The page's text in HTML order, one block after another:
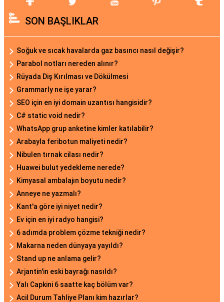
SON BAŞLIKLAR
Soğuk ve sıcak havalarda gaz basıncı nasıl değişir?
Parabol notları nereden alınır?
Rüyada Diş Kırılması ve Dökülmesi
Grammarly ne işe yarar?
SEO için en iyi domain uzantısı hangisidir?
C# static void nedir?
WhatsApp grup anketine kimler katılabilir?
Arabayla feribotun maliyeti nedir?
Nibulen tırnak cilası nedir?
Huawei bulut yedekleme nerede?
Kimyasal ambalajın boyutu nedir?
Anneye ne yazmalı?
Kant'a göre iyi niyet nedir?
Ev için en iyi radyo hangisi?
6 adımda problem çözme tekniği nedir?
Makarna neden dünyaya yayıldı?
Stand up ne anlama gelir?
Arjantin'in eski bayrağı nasıldı?
Yalı Capkini 6 saatte kaç bölüm var?
Acil Durum Tahliye Planı kim hazırlar?